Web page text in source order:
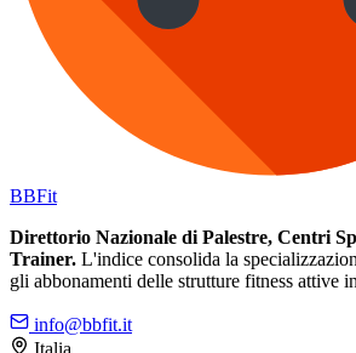
BBFit
Direttorio Nazionale di Palestre, Centri
Trainer. L'indice consolida la
gli abbonamenti delle strutture fitness attive
info@bbfit.it